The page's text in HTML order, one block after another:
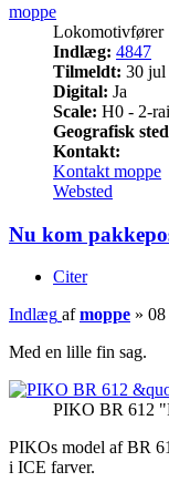
moppe
Lokomotivfører
Indlæg: 4847
Tilmeldt: 30 jul
Digital: Ja
Scale: H0 - 2-
Geografisk
Kontakt:
Kontakt moppe
Websted
Nu kom
Citer
Indlæg afmoppe » 08
Med en lille fin sag.
PIKO BR 612
PIKOs model af BR
i ICE farver.